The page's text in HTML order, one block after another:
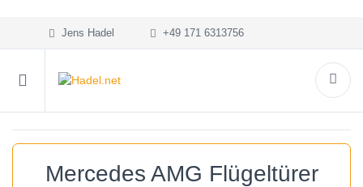
Jens Hadel +49 171 6313756
Mercedes AMG Flügeltürer